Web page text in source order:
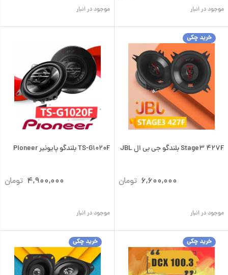
موجود در انبار موجود در انبار
خرید چکی
Stage3 427F بلندگو جی بی ال JBL
6,600,000 تومان
موجود در انبار
TS-G1020F بلندگو پایونیر Pioneer
4,900,000 تومان
موجود در انبار
خرید چکی خرید چکی